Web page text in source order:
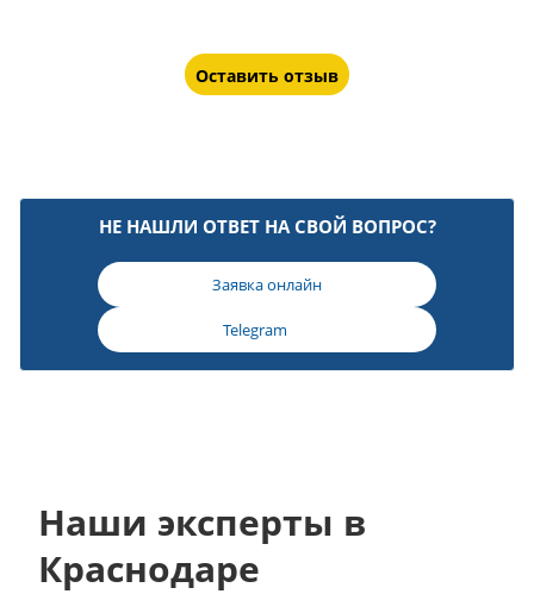
Оставить отзыв
НЕ НАШЛИ ОТВЕТ НА СВОЙ ВОПРОС?
Заявка онлайн
Telegram
Наши эксперты в
Краснодаре